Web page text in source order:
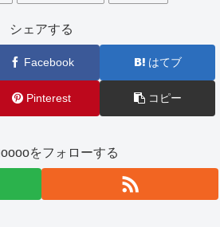
シェアする
Facebook はてブ
Pinterest コピー
をフォローする